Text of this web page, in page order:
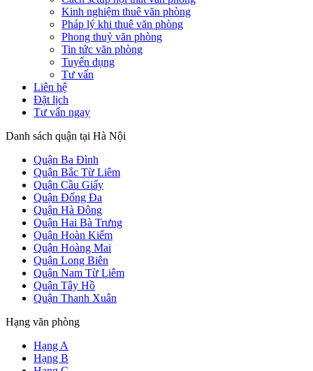
Kinh nghiệm thuê văn phòng
Pháp lý khi thuê văn phòng
Phong thuỷ văn phòng
Tin tức văn phòng
Tuyển dụng
Tư vấn
Liên hệ
Đặt lịch
Tư vấn ngay
Danh sách quận tại Hà Nội
Quận Ba Đình
Quận Bắc Từ Liêm
Quận Cầu Giấy
Quận Đống Đa
Quận Hà Đông
Quận Hai Bà Trưng
Quận Hoàn Kiếm
Quận Hoàng Mai
Quận Long Biên
Quận Nam Từ Liêm
Quận Tây Hồ
Quận Thanh Xuân
Hạng văn phòng
Hạng A
Hạng B